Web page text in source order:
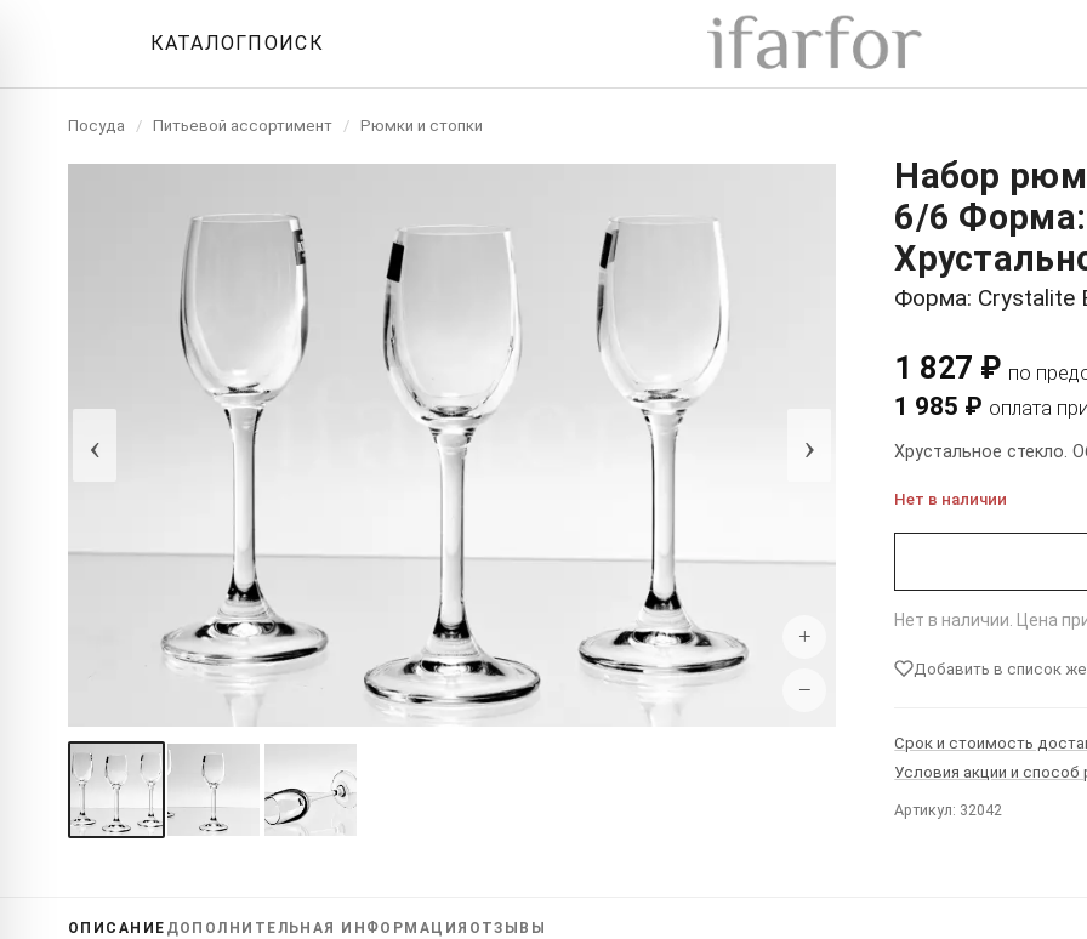
КАТАЛОГПОИСК
Посуда / Питьевой ассортимент / Рюмки и стопки
‹ ›
+
−
Набор
6/6 Форма:
Форма: Crystalite
1 827 ₽ по
1 985 ₽ оплата
Хрустальное стекло.
Нет в наличии
Нет в наличии. Цена
Добавить в список
Срок и стоимость
Условия акции и способ
Артикул: 32042
ОПИСАНИЕ ДОПОЛНИТЕЛЬНАЯ ИНФОРМАЦИЯ ОТЗЫВЫ